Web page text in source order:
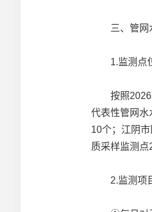
三、管网水
1.监测点
按照2026年
代表性管网
10个；江阴
质采样监测点
2.监测项